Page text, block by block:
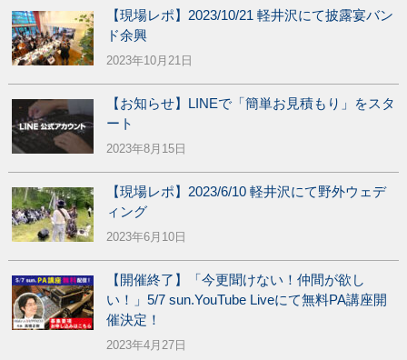
【現場レポ】2023/10/21 軽井沢にて披露宴バン
ド余興
2023年10月21日
【お知らせ】LINEで「簡単お見積もり」をスタ
ート
2023年8月15日
【現場レポ】2023/6/10 軽井沢にて野外ウェデ
ィング
2023年6月10日
【開催終了】「今更聞けない！仲間が欲し
い！」5/7 sun.YouTube Liveにて無料PA講座開
催決定！
2023年4月27日